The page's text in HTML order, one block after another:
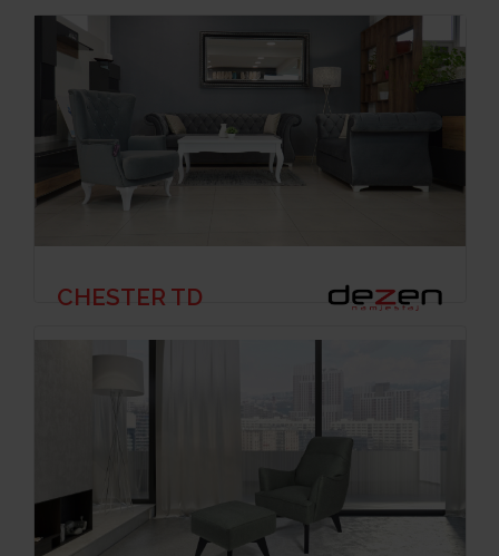
CHESTER TD